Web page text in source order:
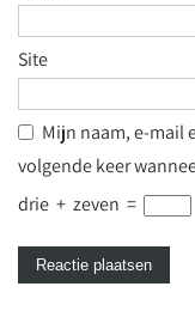
Site
Mijn naam, e-mail
volgende keer
drie + zeven =